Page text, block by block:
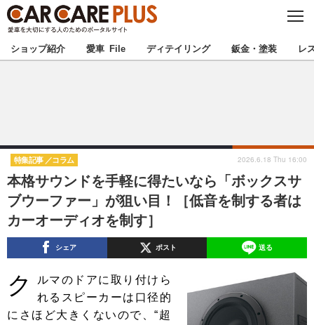
C
S
E
★カーケアプラス認定★ 厳選プロショップを地域から探す
甲信越 北陸
東海 関西
中国
九州 沖縄
注目の記事
ショップレポート 愛車 File
ディテイリング
ショップ紹介 愛車 File ディテイリング 鈑金・塗装 レ
本格サウンドを手軽に得たいなら「ボックスサ
ブウーファー」が狙い目！［低音を制する者は
カーオーディオを制す］
特集記事 コラム 2026.6.18 Thu 16:00
シェア ポスト 送る
ク
ルマのドアに取り付けら
れるスピーカーは口径的
にさほど大きくないので、“超